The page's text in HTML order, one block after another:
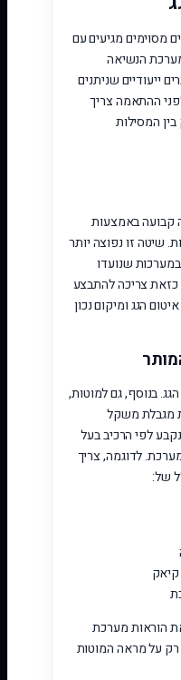
מסוימים מגיעים עם
הנשיאה
ייעודיים שניתנים
ההתאמה צריך
המסילות
קבועה באמצעות
שיטה זו נפוצה יותר
שנועדו
צריכה להתבצע
הגג ומיקום נכון
בנוסף, גם למוטות,
מגבלת משקל
לפי הרכיב בעל
לדוגמה, צריך
של:
הוראות מערכת
רק על מראה המוטות